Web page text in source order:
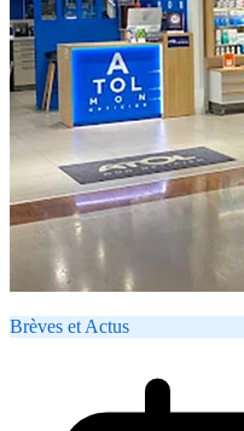
Brèves et Actus